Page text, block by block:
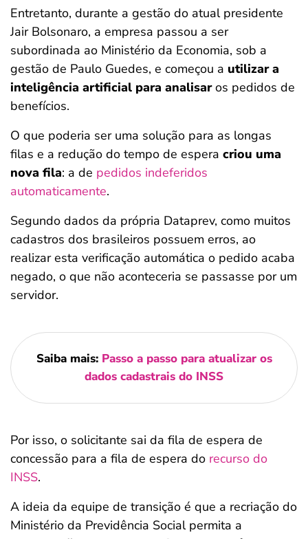
Entretanto, durante a gestão do atual presidente
Jair Bolsonaro, a empresa passou a ser
subordinada ao Ministério da Economia, sob a
gestão de Paulo Guedes, e começou a utilizar a
inteligência artificial para analisaros pedidos de
benefícios.
O que poderia ser uma solução para as longas
filas e a redução do tempo de espera criou uma
nova fila: a de pedidos indeferidos
automaticamente.
Segundo dados da própria Dataprev, como muitos
cadastros dos brasileiros possuem erros, ao
realizar esta verificação automática o pedido acaba
negado, o que não aconteceria se passasse por um
servidor.
Saiba mais: Passo a passo para atualizar os
dados cadastrais do INSS
Por isso, o solicitante sai da fila de espera de
concessão para a fila de espera do recurso do
INSS.
A ideia da equipe de transição é que a recriação do
Ministério da Previdência Social permita a